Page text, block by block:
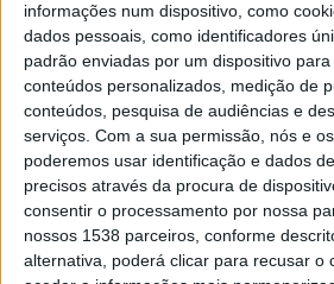
informações num dispositivo, como
dados pessoais, como identificadores
padrão enviadas por um dispositivo
conteúdos personalizados, medição de
conteúdos, pesquisa de audiências e
serviços. Com a sua permissão, nós e
poderemos usar identificação e dados
precisos através da procura de
consentir o processamento por nossa
nossos 1538 parceiros, conforme
alternativa, poderá clicar para recusar o
Após a celebração religiosa, teve
convívio restrita, dedicada a
próximos, onde foram partilhados
alegria e homenagens.
O evento contou também com a
Presidente da Câmara Municipal,
executivo da Junta de Freguesia de